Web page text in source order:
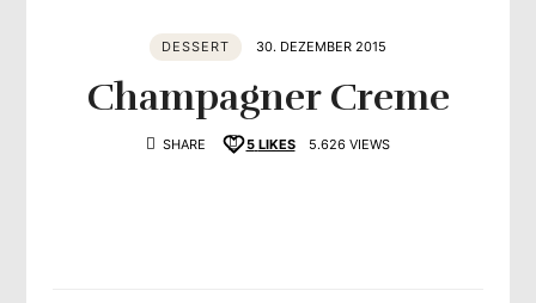
Lieblingsgeschmack
DESSERT 30. DEZEMBER 2015
Champagner Creme
SHARE 5 LIKES 5.626 VIEWS